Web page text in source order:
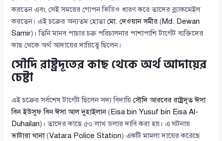
করতেন এবং সেই সময়ের গোপন ভিডিও ধারণ করে তাদের ব্ল্যাকমেইল
করতেন। এই চক্রের অন্যতম হোতামো. দেওয়ান সমীর (Md. Dewan
Samir)। তিনি মানব পাচার চক্র পরিচালনার পাশাপাশি টার্গেট ব্যক্তিদের
কাছ থেকে অর্থ আদায়ের দায়িত্বে ছিলেন।
সৌদি রাষ্ট্রদূতের কাছ থেকে অর্থ আদায়ের
চেষ্টা
এই চক্রের সর্বশেষ টার্গেট ছিলেন সদ্য বিদায়িসৌদি আরবের রাষ্ট্রদূত ঈসা
বিন ইউসুফ বিন ঈসা আল দুহাইলান(Eisa bin Yusuf bin Eisa Al-
Duhailan)। তাদের কাছে ৫০ লাখ ডলার দাবি করা হয়। এ ঘটনায়
ভাটারা থানা(Vatara Police Station) একটি মামলা দায়ের করেছে